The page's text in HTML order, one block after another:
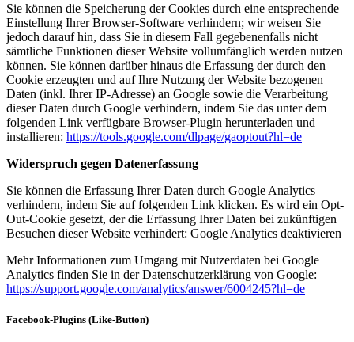
Sie können die Speicherung der Cookies durch eine entsprechende
Einstellung Ihrer Browser-Software verhindern; wir weisen Sie
jedoch darauf hin, dass Sie in diesem Fall gegebenenfalls nicht
sämtliche Funktionen dieser Website vollumfänglich werden nutzen
können. Sie können darüber hinaus die Erfassung der durch den
Cookie erzeugten und auf Ihre Nutzung der Website bezogenen
Daten (inkl. Ihrer IP-Adresse) an Google sowie die Verarbeitung
dieser Daten durch Google verhindern, indem Sie das unter dem
folgenden Link verfügbare Browser-Plugin herunterladen und
installieren: https://tools.google.com/dlpage/gaoptout?hl=de
Widerspruch gegen Datenerfassung
Sie können die Erfassung Ihrer Daten durch Google Analytics
verhindern, indem Sie auf folgenden Link klicken. Es wird ein Opt-
Out-Cookie gesetzt, der die Erfassung Ihrer Daten bei zukünftigen
Besuchen dieser Website verhindert: Google Analytics deaktivieren
Mehr Informationen zum Umgang mit Nutzerdaten bei Google
Analytics finden Sie in der Datenschutzerklärung von Google:
https://support.google.com/analytics/answer/6004245?hl=de
Facebook-Plugins (Like-Button)